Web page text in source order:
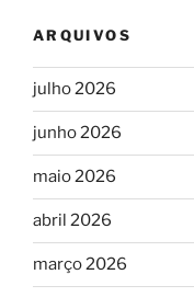
ARQUIVOS
julho 2026
junho 2026
maio 2026
abril 2026
março 2026